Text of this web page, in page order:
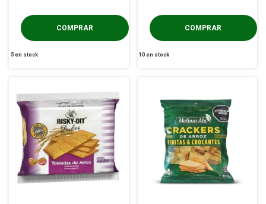
5en stock 10 en stock